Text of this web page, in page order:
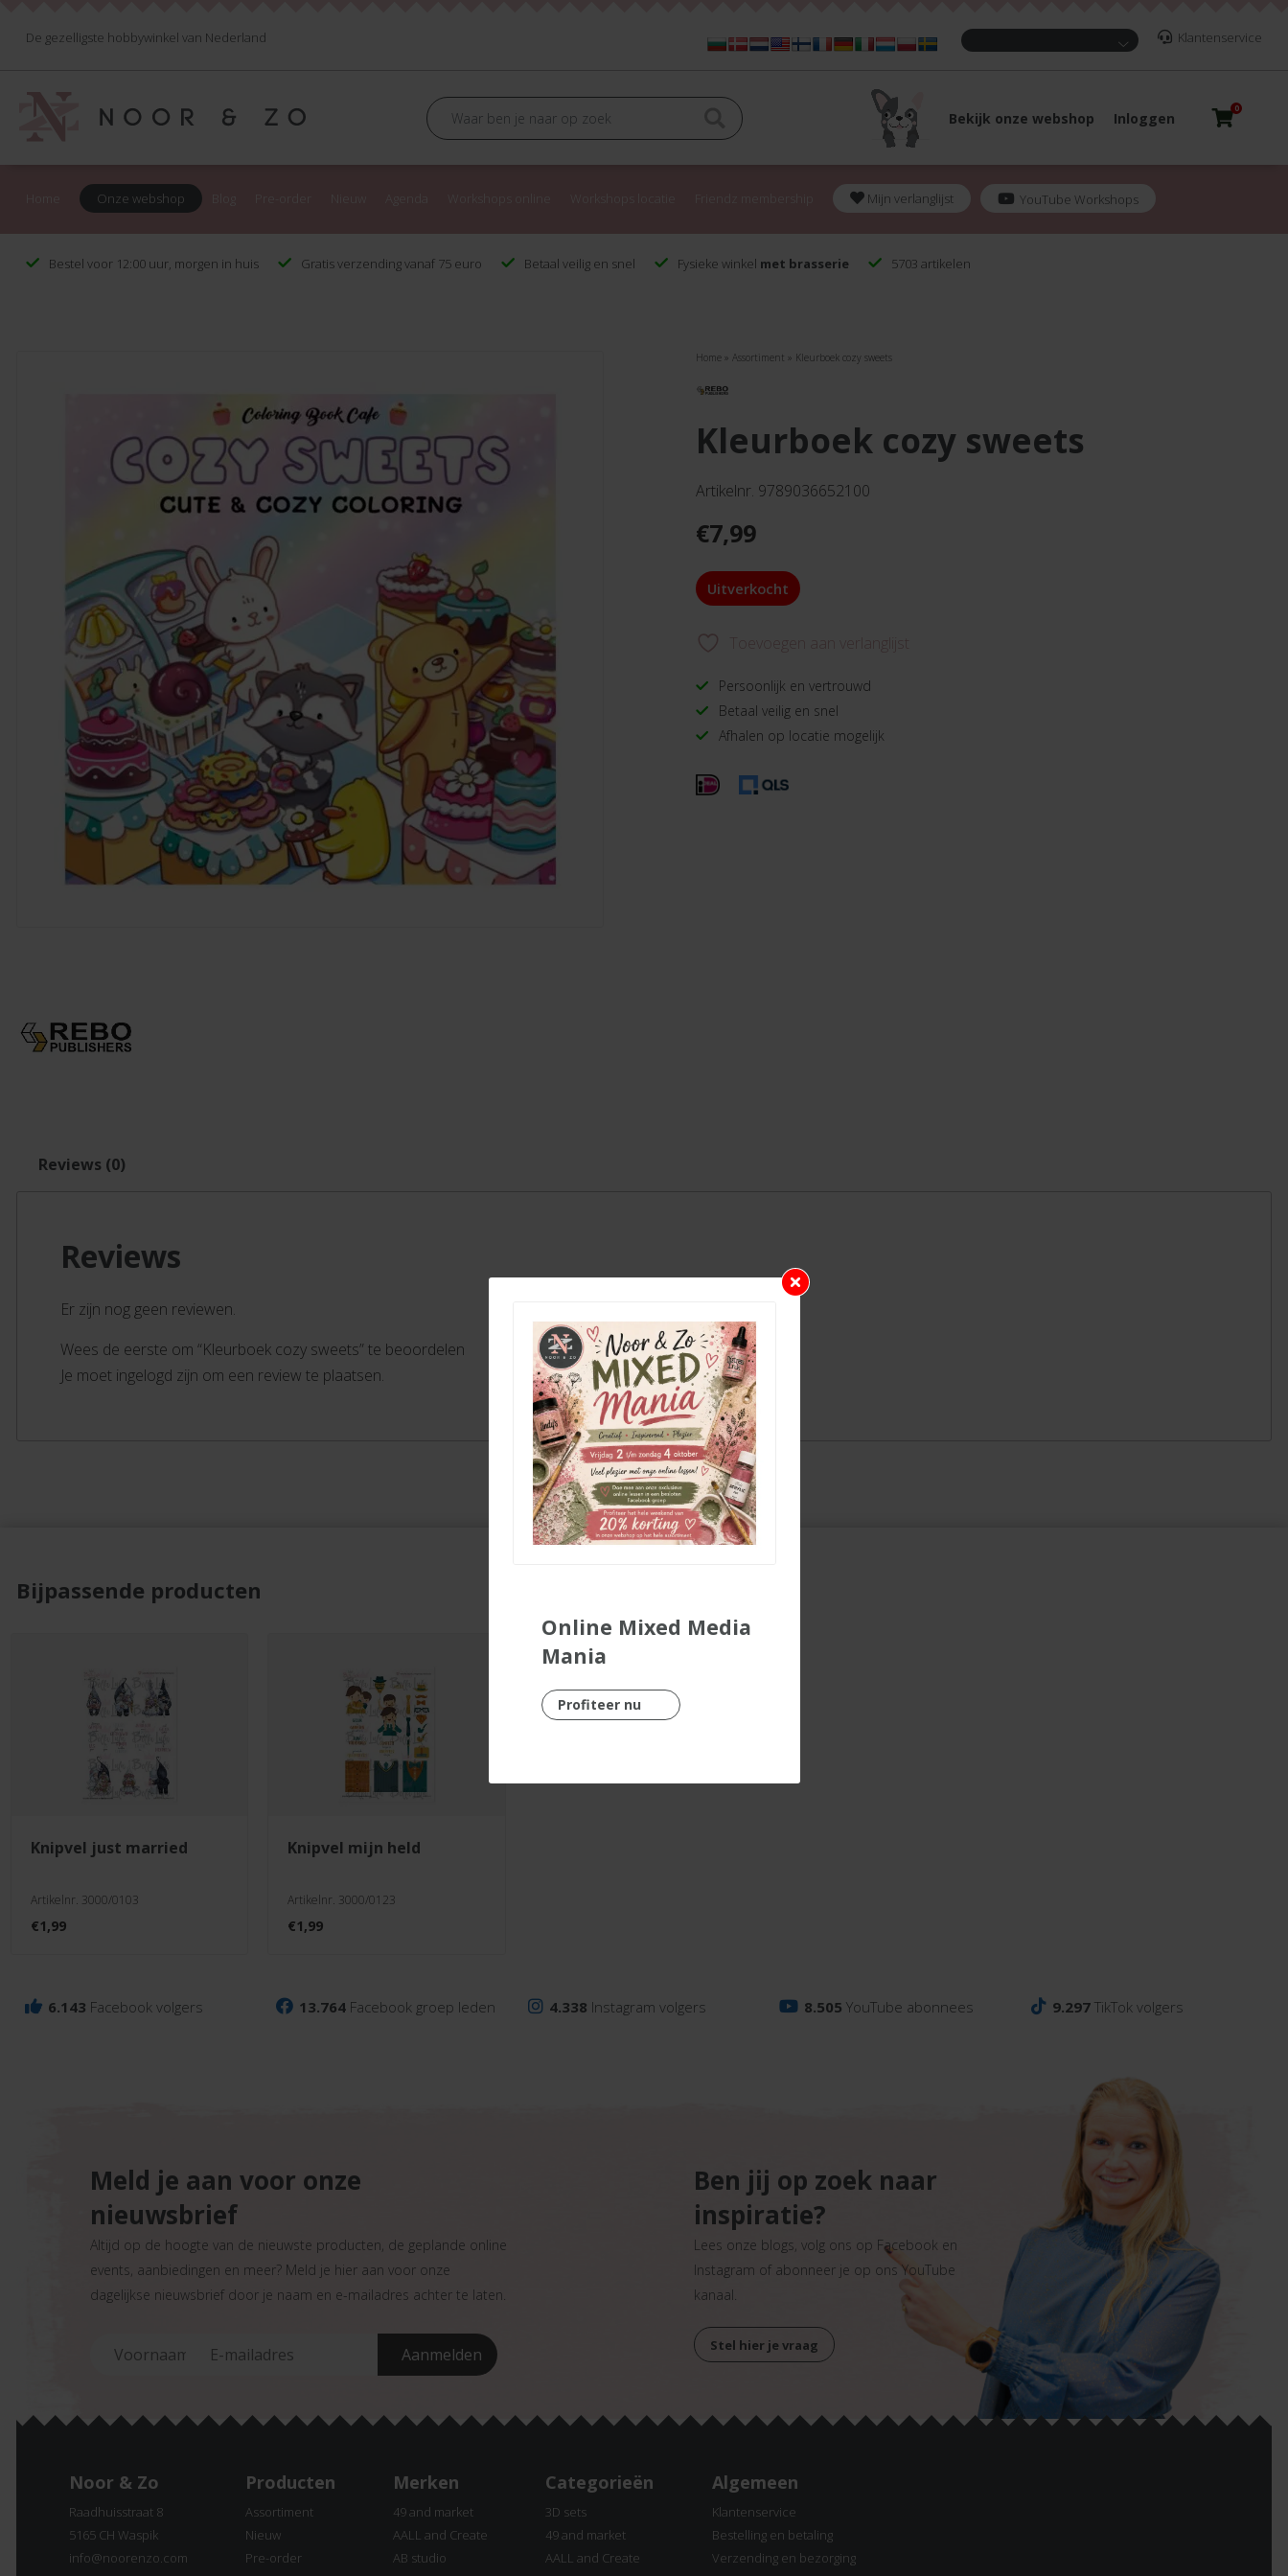
De gezelligste hobbywinkel van Nederland Klantenservice
Bekijk onze webshop Inloggen
0
Onze webshop Mijn verlanglijst YouTube Workshops
Bestel voor 12:00 uur, morgen in huis Gratis verzending vanaf 75 euro Betaal veilig en snel Fysieke winkel met brasserie 5703 artikelen
Home »Assortiment » Kleurboek cozy sweets
kleurboek cozy sweets
Artikelnr. 9789036652100
€7,99
Uitverkocht
Toevoegen aan verlanglijst
Persoonlijk en vertrouwd
Betaal veilig en snel
Afhalen op locatie mogelijk
Reviews (0)
Reviews
Er zijn nog geen reviewen.
Wees de eerste om “Kleurboek cozy sweets” te beoordelen
Je moet ingelogd zijn om een review te plaatsen.
Bijpassende producten
knipvel just married
Artikelnr. 3000/0103
€1,99
knipvel mijn held
Artikelnr. 3000/0123
€1,99
6.143 Facebook volgers 13.764 Facebook groep leden 4.338 Instagram volgers 8.505 YouTube abonnees 9.297TikTok volgers
Meld je aan voor onze
nieuwsbrief
Altijd op de hoogte van de nieuwste producten, de geplande online
events, aanbiedingen en meer? Meld je hier aan voor onze
dagelijkse nieuwsbrief door je naam en e-mailadres achter te laten.
Ben jij op zoek naar
inspiratie?
Lees onze blogs, volg ons op Facebook en
Instagram of abonneer je op ons YouTube
kanaal.
Stel hier je vraag
Noor & Zo
Raadhuisstraat 8
5165 CH Waspik
info@noorenzo.com
Producten
Assortiment
Nieuw
Pre-order
Merken
49 and market
AALL and Create
AB studio
Categorieën
3D sets
49 and market
AALL and Create
Algemeen
Klantenservice
Bestelling en betaling
Verzending en bezorging
Online Mixed Media
Mania
Profiteer nu